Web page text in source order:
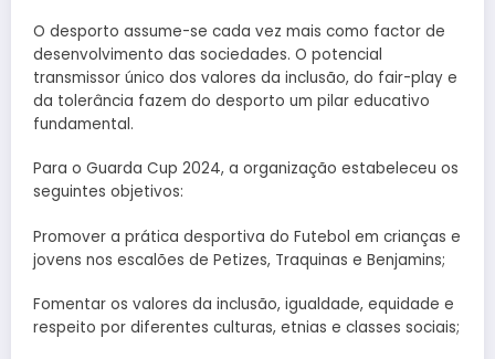
O desporto assume-se cada vez mais como factor de
desenvolvimento das sociedades. O potencial
transmissor único dos valores da inclusão, do fair-play e
da tolerância fazem do desporto um pilar educativo
fundamental.
Para o Guarda Cup 2024, a organização estabeleceu os
seguintes objetivos:
Promover a prática desportiva do Futebol em crianças e
jovens nos escalões de Petizes, Traquinas e Benjamins;
Fomentar os valores da inclusão, igualdade, equidade e
respeito por diferentes culturas, etnias e classes sociais;